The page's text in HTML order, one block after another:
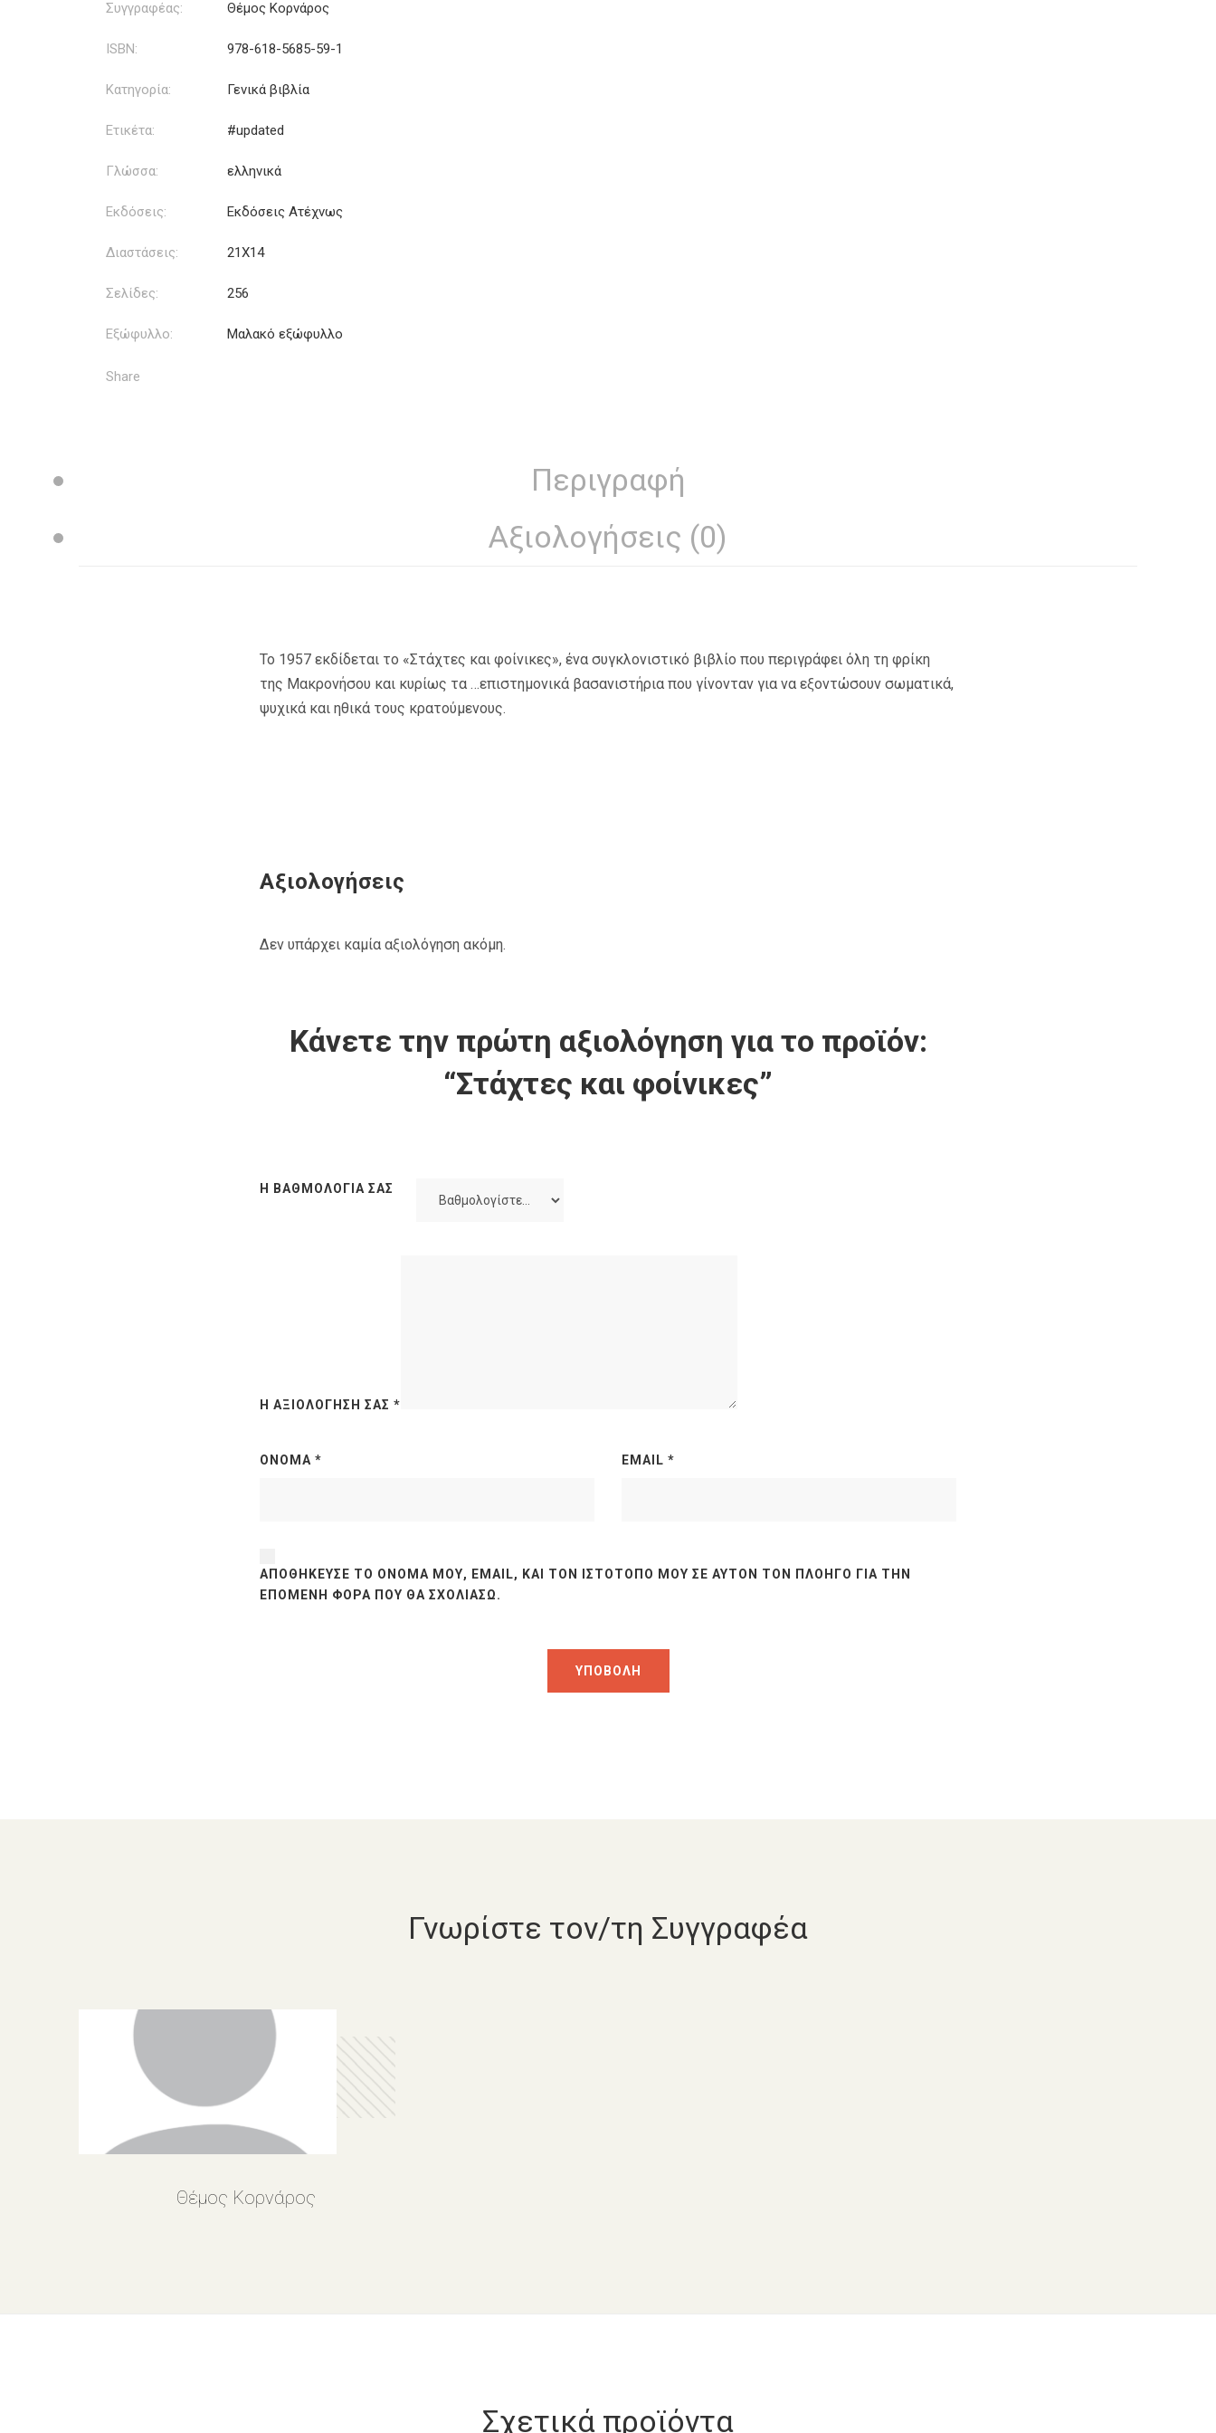
Συγγραφέας: Θέμος Κορνάρος
ISBN: 978-618-5685-59-1
Κατηγορία: Γενικά βιβλία
Ετικέτα: #updated
Γλώσσα: ελληνικά
Εκδόσεις: Εκδόσεις Ατέχνως
Διαστάσεις: 21Χ14
Σελίδες: 256
Εξώφυλλο: Μαλακό εξώφυλλο
Share
Περιγραφή
Αξιολογήσεις (0)
Το 1957 εκδίδεται το «Στάχτες και φοίνικες», ένα συγκλονιστικό βιβλίο που περιγράφει όλη τη φρίκη
της Μακρονήσου και κυρίως τα …επιστημονικά βασανιστήρια που γίνονταν για να εξοντώσουν σωματικά,
ψυχικά και ηθικά τους κρατούμενους.
Αξιολογήσεις
Δεν υπάρχει καμία αξιολόγηση ακόμη.
Κάνετε την πρώτη αξιολόγηση για το προϊόν:
“Στάχτες και φοίνικες”
Η ΒΑΘΜΟΛΟΓΊΑ ΣΑΣ
Η ΑΞΙΟΛΌΓΗΣΉ ΣΑΣ *
ΌΝΟΜΑ * EMAIL *
ΑΠΟΘΉΚΕΥΣΕ ΤΟ ΌΝΟΜΆ ΜΟΥ, EMAIL, ΚΑΙ ΤΟΝ ΙΣΤΌΤΟΠΟ ΜΟΥ ΣΕ ΑΥΤΌΝ ΤΟΝ ΠΛΟΗΓΌ ΓΙΑ ΤΗΝ
ΕΠΌΜΕΝΗ ΦΟΡΆ ΠΟΥ ΘΑ ΣΧΟΛΙΆΣΩ.
Γνωρίστε τον/τη Συγγραφέα
Θέμος Κορνάρος
Σχετικά προϊόντα